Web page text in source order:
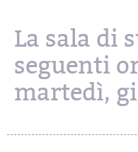
La sala di
seguenti
martedì,